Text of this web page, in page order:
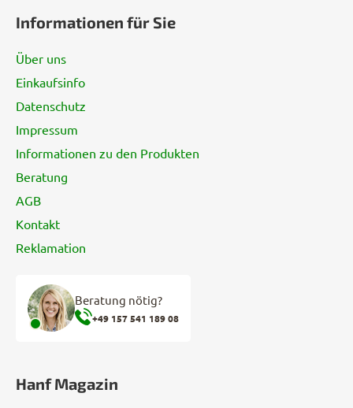
Informationen für Sie
Über uns
Einkaufsinfo
Datenschutz
Impressum
Informationen zu den Produkten
Beratung
AGB
Kontakt
Reklamation
Beratung nötig?
+49 157 541 189 08
Hanf Magazin